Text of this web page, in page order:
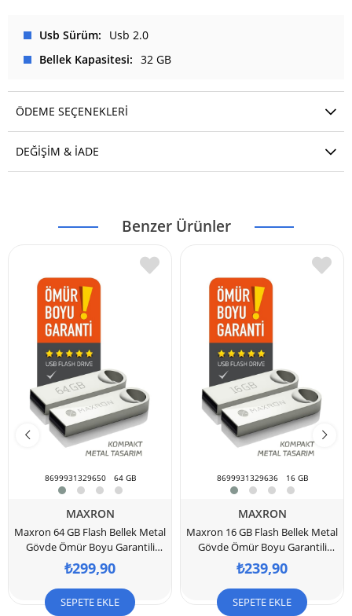
Usb Sürüm
Usb 2.0
Bellek Kapasitesi
32 GB
ÖDEME SEÇENEKLERI
DEĞIŞIM & İADE
Benzer Ürünler
8699931329650 64 GB
MAXRON
Maxron 64 GB Flash Bellek Metal
Gövde Ömür Boyu Garantili
Güvenli Usb Bellek
₺299,90
SEPETE EKLE
8699931329636 16 GB
MAXRON
Maxron 16 GB Flash Bellek Metal
Gövde Ömür Boyu Garantili
Güvenli Usb Bellek
₺239,90
SEPETE EKLE